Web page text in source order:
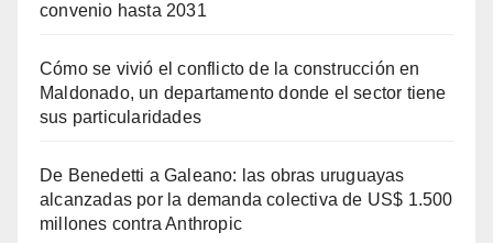
convenio hasta 2031
Cómo se vivió el conflicto de la construcción en
Maldonado, un departamento donde el sector tiene
sus particularidades
De Benedetti a Galeano: las obras uruguayas
alcanzadas por la demanda colectiva de US$ 1.500
millones contra Anthropic